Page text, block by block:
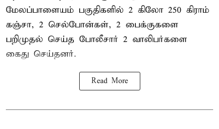
மேலப்பாளையம் பகுதிகளில் 2 கிலோ 250 கிராம்
கஞ்சா, 2 செல்போன்கள், 2 பைக்குகளை
பறிமுதல் செய்த போலீசார் 2 வாலிபர்களை
கைது செய்தனர்.
Read More